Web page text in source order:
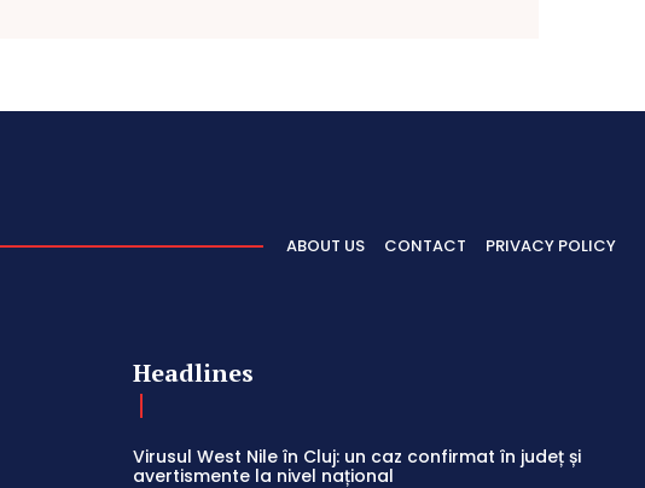
ABOUT US CONTACT PRIVACY POLICY
Headlines
Virusul West Nile în Cluj: un caz confirmat în județ și
avertismente la nivel național